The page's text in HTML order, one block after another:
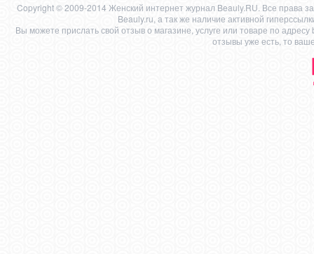
Copyright © 2009-2014 Женский интернет журнал Beauly.RU. Все права
Beauly.ru, а так же наличие активной
Вы можете прислать свой отзыв о магазине, услуге или товаре по адресу
отзывы уже есть, то